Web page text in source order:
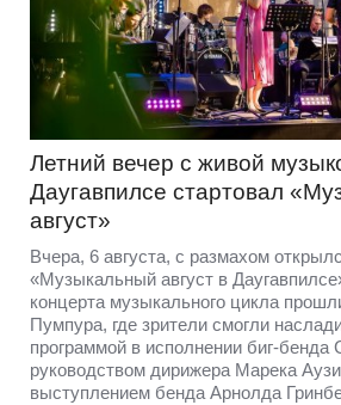
Летний вечер с живой
Даугавпилсе стартовал
август»
Вчера, 6 августа, с размахом
«Музыкальный август в
концерта музыкального цикла
Пумпура, где зрители смогли
программой в исполнении биг-бенда
руководством дирижера Марека
выступлением бенда Арнолда